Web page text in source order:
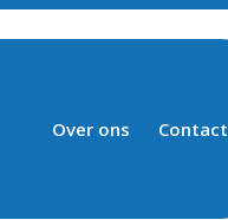
Over ons Contact